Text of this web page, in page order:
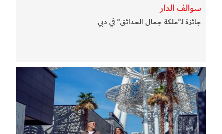
سوالف الدار
جائزة لـ"ملكة جمال الحدائق" في دبي